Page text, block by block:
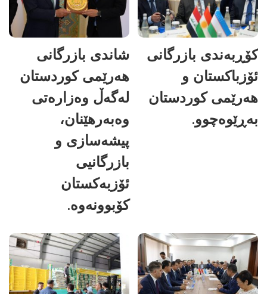
کۆڕبەندی بازرگانی
ئۆزباکستان و
هەرێمی کوردستان
بەڕێوەچوو.
شاندی بازرگانی
هەرێمی کوردستان
لەگەڵ وەزارەتی
وەبەرهێنان،
پیشەسازی و
بازرگانیی
ئۆزبەکستان
کۆبوونەوە.